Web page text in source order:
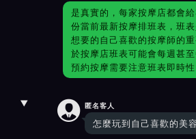
是真實的，每家按摩店都會
份當前最新按摩排班表，班
想要的自己喜歡的按摩師的
於按摩店班表可能會每週甚至
預約按摩需要注意班表即時性
 匿名客人
怎麼玩到自己喜歡的美